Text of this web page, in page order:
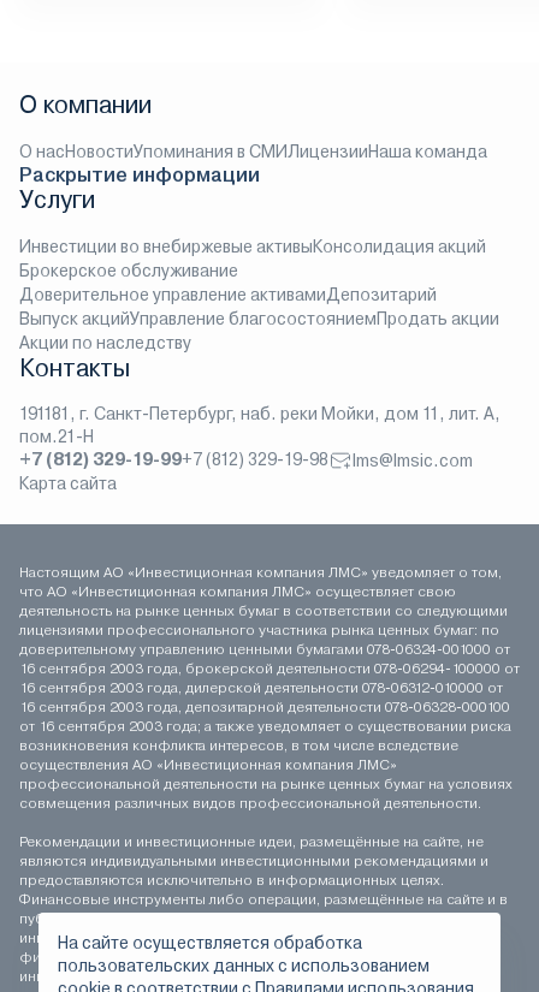
О компании
О насНовостиУпоминания в СМИЛицензииНаша команда
Раскрытие информации
Услуги
Инвестиции во внебиржевые активыКонсолидация акций
Брокерское обслуживание
Доверительное управление активамиДепозитарий
Выпуск акцийУправление благосостояниемПродать акции
Акции по наследству
Контакты
191181, г. Санкт-Петербург, наб. реки Мойки, дом 11, лит. А,
пом.21-Н
+7 (812) 329-19-99+7 (812) 329-19-98
lms@lmsic.com
Карта сайта
Настоящим АО «Инвестиционная компания ЛМС» уведомляет о том,
что АО «Инвестиционная компания ЛМС» осуществляет свою
деятельность на рынке ценных бумаг в соответствии со следующими
лицензиями профессионального участника рынка ценных бумаг: по
доверительному управлению ценными бумагами 078-06324-001000 от
16 сентября 2003 года, брокерской деятельности 078-06294-100000 от
16 сентября 2003 года, дилерской деятельности 078-06312-010000 от
16 сентября 2003 года, депозитарной деятельности 078-06328-000100
от 16 сентября 2003 года; а также уведомляет о существовании риска
возникновения конфликта интересов, в том числе вследствие
осуществления АО «Инвестиционная компания ЛМС»
профессиональной деятельности на рынке ценных бумаг на условиях
совмещения различных видов профессиональной деятельности.
Рекомендации и инвестиционные идеи, размещённые на сайте, не
являются индивидуальными инвестиционными рекомендациями и
предоставляются исключительно в информационных целях.
Финансовые инструменты либо операции, размещённые на сайте и в
публикуемых материалах, могут не соответствовать вашему
инвестиционному профилю. Определение соответствия
финансового инструмента либо операции инвестиционным целям,
инвестиционному горизонту и толерантности к риску является
На сайте осуществляется обработка
пользовательских данных с использованием